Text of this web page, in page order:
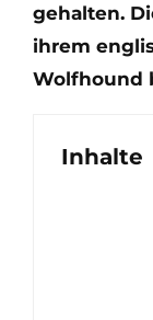
gehalten.
ihrem
Wolfhound
Inhalte